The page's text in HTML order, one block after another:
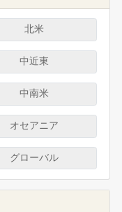
北米
中近東
中南米
オセアニア
グローバル